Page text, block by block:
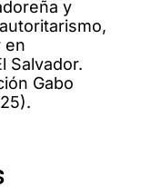
y
en
Salvador.
Gabo